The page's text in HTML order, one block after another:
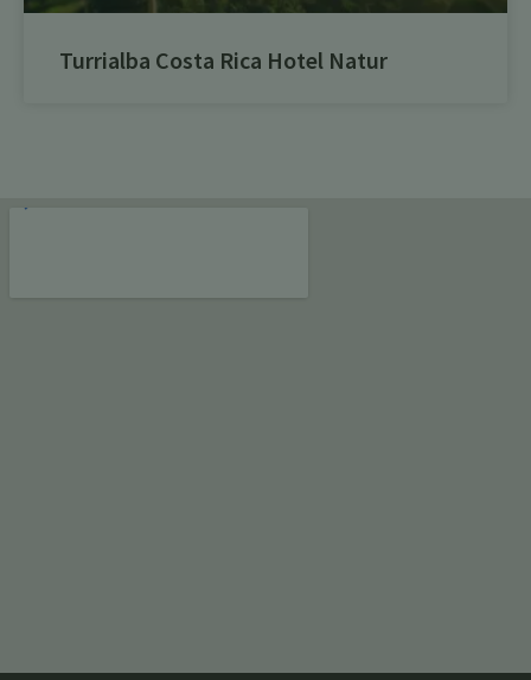
Turrialba Costa Rica Hotel Natur